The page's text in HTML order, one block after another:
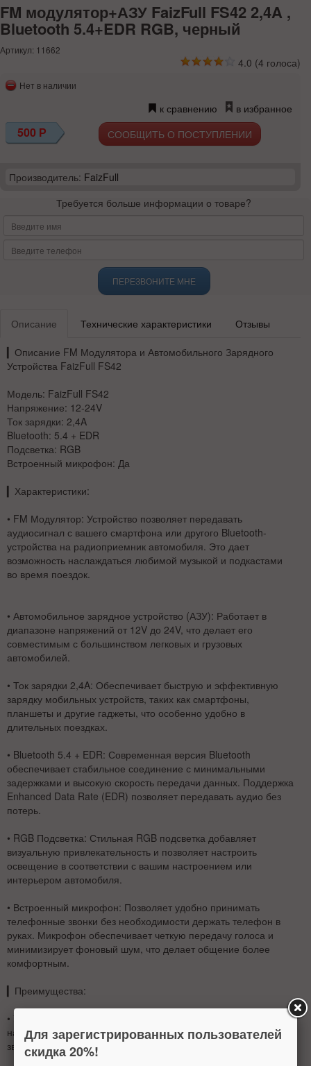
FM модулятор+АЗУ FaizFull FS42 2,4A ,
Bluetooth 5.4+EDR RGB, черный
Артикул: 11662
4.0 (4 голоса)
Нет в наличии
к сравнению в избранное
500 Р СООБЩИТЬ О ПОСТУПЛЕНИИ
Производитель: FaizFull
Требуется больше информации о товаре?
ПЕРЕЗВОНИТЕ МНЕ
Описание Технические характеристики Отзывы
Описание FM Модулятора и Автомобильного Зарядного
Устройства FaizFull FS42
Модель: FaizFull FS42
Напряжение: 12-24V
Ток зарядки: 2,4A
Bluetooth: 5.4 + EDR
Подсветка: RGB
Встроенный микрофон: Да
Характеристики:
• FM Модулятор: Устройство позволяет передавать
аудиосигнал с вашего смартфона или другого Bluetooth-
устройства на радиоприемник автомобиля. Это дает
возможность наслаждаться любимой музыкой и подкастами
во время поездок.
• Автомобильное зарядное устройство (АЗУ): Работает в
диапазоне напряжений от 12V до 24V, что делает его
совместимым с большинством легковых и грузовых
автомобилей.
• Ток зарядки 2,4A: Обеспечивает быструю и эффективную
зарядку мобильных устройств, таких как смартфоны,
планшеты и другие гаджеты, что особенно удобно в
длительных поездках.
• Bluetooth 5.4 + EDR: Современная версия Bluetooth
обеспечивает стабильное соединение с минимальными
задержками и высокую скорость передачи данных. Поддержка
Enhanced Data Rate (EDR) позволяет передавать аудио без
потерь.
• RGB Подсветка: Стильная RGB подсветка добавляет
визуальную привлекательность и позволяет настроить
освещение в соответствии с вашим настроением или
интерьером автомобиля.
• Встроенный микрофон: Позволяет удобно принимать
телефонные звонки без необходимости держать телефон в
руках. Микрофон обеспечивает четкую передачу голоса и
минимизирует фоновый шум, что делает общение более
комфортным.
Преимущества:
•
настраивается, позволяя вам наслаждаться музыкой и
звонками во время поездок.
Для зарегистрированных пользователей
скидка 20%!